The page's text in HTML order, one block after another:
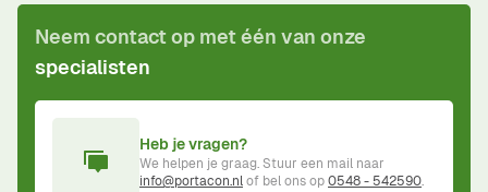
Neem contact op met één van onze
specialisten
Heb je vragen?
We helpen je graag. Stuur een mail naar
info@portacon.nlof bel ons op0548 - 542590.